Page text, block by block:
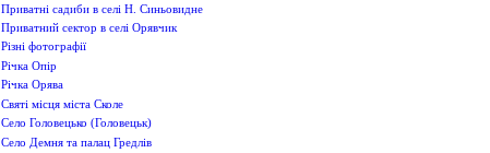
Приватні садиби в селі Н. Синьовидне
Приватний сектор в селі Орявчик
Різні фотографії
Річка Опір
Річка Орява
Святі місця міста Сколе
Село Головецько (Головецьк)
Село Демня та палац Гредлів